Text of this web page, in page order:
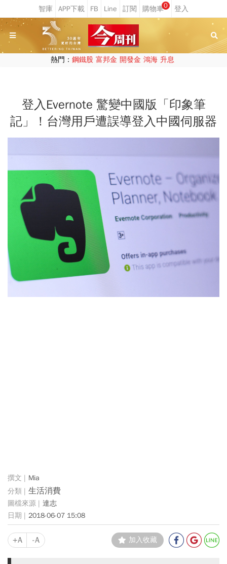
0
熱門： 鋼鐵股 富邦金 開發金 鴻海 升息
登入Evernote 驚變中國版「印象筆
記」！台灣用戶遭誤導登入中國伺服器
Mia
生活消費
達志
2018-06-07 15:08
+A -A 加入收藏